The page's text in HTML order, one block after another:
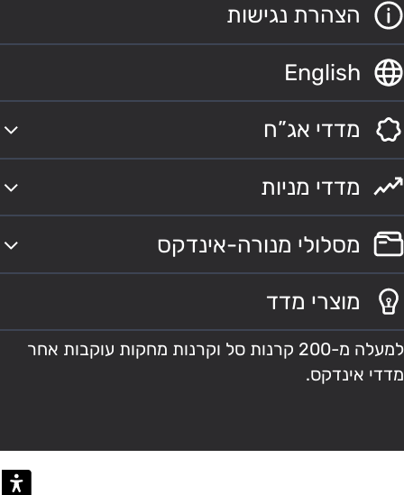
הצהרת נגישות
English
מדדי אג”ח
מדדי מניות
מסלולי מנורה-אינדקס
מוצרי מדד
למעלה מ-200 קרנות סל וקרנות מחקות עוקבות אחר
מדדי אינדקס.